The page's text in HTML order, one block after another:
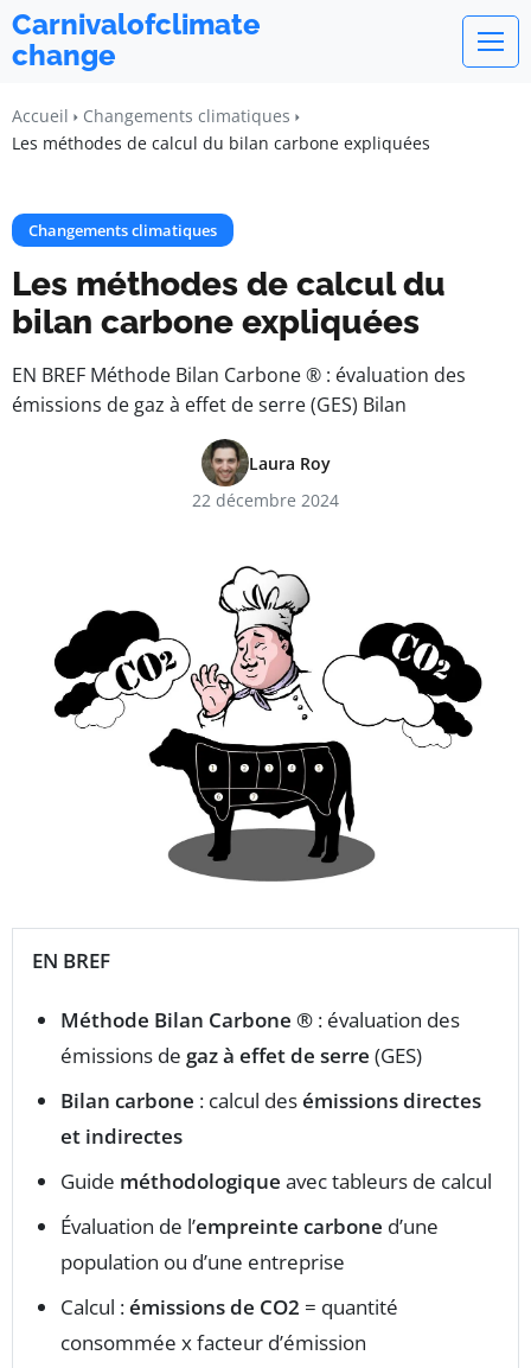
Carnivalofclimate
change
Accueil
Changements climatiques
Les méthodes de calcul du bilan carbone expliquées
Changements climatiques
Les méthodes de calcul du
bilan carbone expliquées
EN BREF Méthode Bilan Carbone ® : évaluation des
émissions de gaz à effet de serre (GES) Bilan
Laura Roy
22 décembre 2024
EN BREF
Méthode Bilan Carbone ® : évaluation des
émissions de gaz à effet de serre (GES)
Bilan carbone : calcul desémissions directes
et indirectes
Guide méthodologique avec tableurs de calcul
Évaluation de l’empreinte carbone d’une
population ou d’une entreprise
Calcul :émissions de CO2 = quantité
consommée x facteur d’émission